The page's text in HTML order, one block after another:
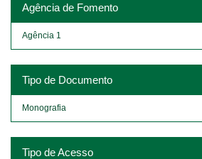
Agência de Fomento
Agência 1
Tipo de Documento
Monografia
Tipo de Acesso